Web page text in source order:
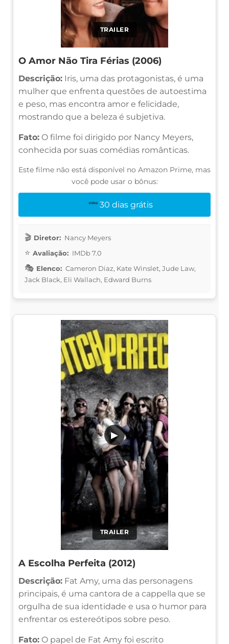
TRAILER
O Amor Não Tira Férias (2006)
Descrição: Iris, uma das protagonistas, é uma
mulher que enfrenta questões de autoestima
e peso, mas encontra amor e felicidade,
mostrando que a beleza é subjetiva.
Fato: O filme foi dirigido por Nancy Meyers,
conhecida por suas comédias românticas.
Este filme não está disponível no Amazon Prime, mas
você pode usar o bônus:
30 dias grátis
Diretor: Nancy Meyers
Avaliação: IMDb 7.0
Elenco: Cameron Diaz, Kate Winslet, Jude Law,
Jack Black, Eli Wallach, Edward Burns
TRAILER
▶
A Escolha Perfeita (2012)
Descrição: Fat Amy, uma das personagens
principais, é uma cantora de a cappella que se
orgulha de sua identidade e usa o humor para
enfrentar os estereótipos sobre peso.
Fato: O papel de Fat Amy foi escrito